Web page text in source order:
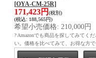
[OYA-CM-25R]
171,423円 (税別)
(税込: 188,565円)
希望小売価格: 210,000円
? Amazonでも商品を探してみてく
い。価格を比べてみて、お得な方